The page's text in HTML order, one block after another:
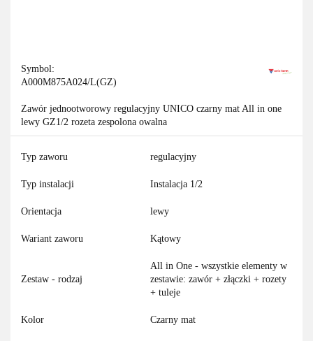
Symbol:
A000M875A024/L(GZ)
Zawór jednootworowy regulacyjny UNICO czarny mat All in one
lewy GZ1/2 rozeta zespolona owalna
Typ zaworu regulacyjny
Typ instalacji Instalacja 1/2
Orientacja lewy
Wariant zaworu Kątowy
Zestaw - rodzaj
All in One - wszystkie elementy w
zestawie: zawór + złączki + rozety
+ tuleje
Kolor Czarny mat